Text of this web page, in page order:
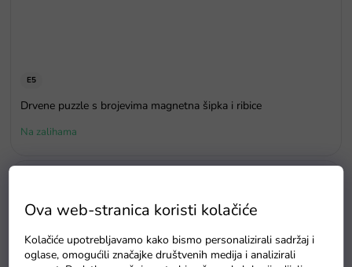
Ova web-stranica koristi kolačiće
Kolačiće upotrebljavamo kako bismo personalizirali sadržaj i
oglase, omogućili značajke društvenih medija i analizirali
E5
Drvene puzzle s brojevima magnetna šipka i ribice
Na zalihama